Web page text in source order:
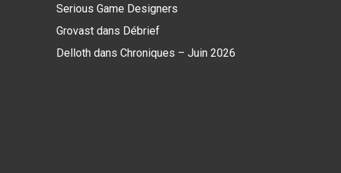
Serious Game Designers
Grovast dans Débrief
Delloth dans Chroniques – Juin 2026